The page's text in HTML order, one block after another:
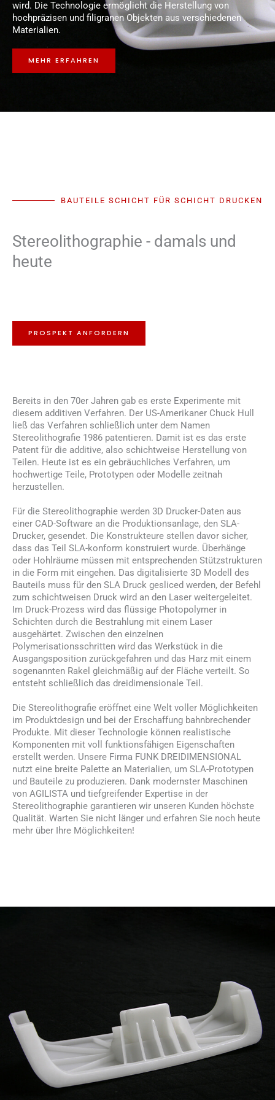
wird. Die Technologie ermöglicht die Herstellung von
hochpräzisen und filigranen Objekten aus verschiedenen
Materialien.
MEHR ERFAHREN
BAUTEILE SCHICHT FÜR SCHICHT DRUCKEN
Stereolithographie - damals und
heute
PROSPEKT ANFORDERN
Bereits in den 70er Jahren gab es erste Experimente mit
diesem additiven Verfahren. Der US-Amerikaner Chuck Hull
ließ das Verfahren schließlich unter dem Namen
Stereolithografie 1986 patentieren. Damit ist es das erste
Patent für die additive, also schichtweise Herstellung von
Teilen. Heute ist es ein gebräuchliches Verfahren, um
hochwertige Teile, Prototypen oder Modelle zeitnah
herzustellen.
Für die Stereolithographie werden 3D Drucker-Daten aus
einer CAD-Software an die Produktionsanlage, den SLA-
Drucker, gesendet. Die Konstrukteure stellen davor sicher,
dass das Teil SLA-konform konstruiert wurde. Überhänge
oder Hohlräume müssen mit entsprechenden Stützstrukturen
in die Form mit eingehen. Das digitalisierte 3D Modell des
Bauteils muss für den SLA Druck gesliced werden, der Befehl
zum schichtweisen Druck wird an den Laser weitergeleitet.
Im Druck-Prozess wird das flüssige Photopolymer in
Schichten durch die Bestrahlung mit einem Laser
ausgehärtet. Zwischen den einzelnen
Polymerisationsschritten wird das Werkstück in die
Ausgangsposition zurückgefahren und das Harz mit einem
sogenannten Rakel gleichmäßig auf der Fläche verteilt. So
entsteht schließlich das dreidimensionale Teil.
Die Stereolithografie eröffnet eine Welt voller Möglichkeiten
im Produktdesign und bei der Erschaffung bahnbrechender
Produkte. Mit dieser Technologie können realistische
Komponenten mit voll funktionsfähigen Eigenschaften
erstellt werden. Unsere Firma FUNK DREIDIMENSIONAL
nutzt eine breite Palette an Materialien, um SLA-Prototypen
und Bauteile zu produzieren. Dank modernster Maschinen
von AGILISTA und tiefgreifender Expertise in der
Stereolithographie garantieren wir unseren Kunden höchste
Qualität. Warten Sie nicht länger und erfahren Sie noch heute
mehr über Ihre Möglichkeiten!